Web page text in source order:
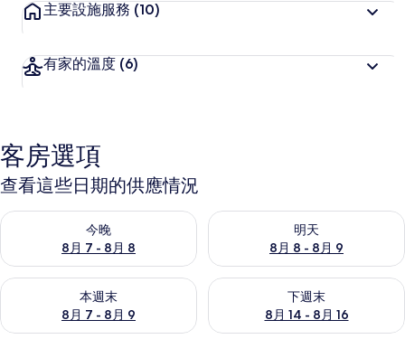
主要設施服務 (10)
有家的溫度 (6)
客房選項
查看這些日期的供應情況
今晚
8月 7 - 8月 8
查看今晚 (8月 7 - 8月 8) 的供應情況
明天
8月 8 - 8月 9
查看明天 (8月 8 - 8月 9) 的供
本週末
8月 7 - 8月 9
查看本週末 (8月 7 - 8月 9) 的供應情況
下週末
8月 14 - 8月 16
查看下週末 (8月 14 - 8月 16)